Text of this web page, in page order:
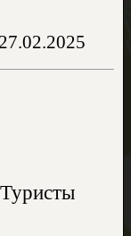
27.02.2025